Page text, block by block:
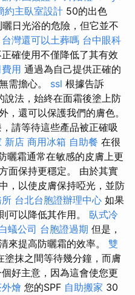
約主臥室設計 50的出色
日光浴的危險，但它並不
台灣還可以土葬嗎 台中眼科
確使用不僅降低了其有效
用 通過為自己提供正確的
需擔心。 ssl 根據告訴
法，始終在面霜後塗上防
，還可以保護我們的膚色。
請等待這些產品被正確吸
新店 商用冰箱 自助餐 在很
曬霜通常在敏感的皮膚上更
面保持更穩定。 由於其實
，以使皮膚保持啞光，並防
台北台胞證辦理中心 如果
可以降低其作用。 臥式冷
蟻公司 台胞證過期 但是，
來提高防曬霜的效率。 雙
塗抹之間等待幾分鐘，而膚
好主意，因為這會使您更
燴 您的SPF 自助搬家 30